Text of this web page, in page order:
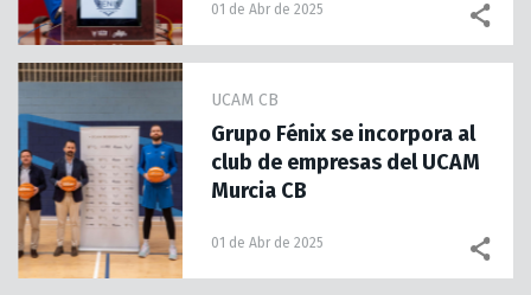
01 de Abr de 2025
UCAM CB
Grupo Fénix se incorpora al
club de empresas del UCAM
Murcia CB
01 de Abr de 2025